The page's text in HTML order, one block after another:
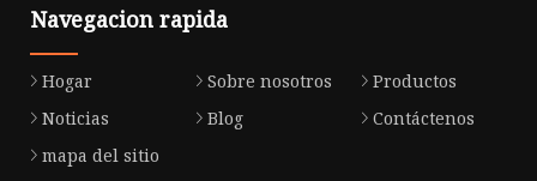
Navegacion rapida
Hogar Sobre nosotros
Productos
Noticias
Blog
Contáctenos
mapa del sitio